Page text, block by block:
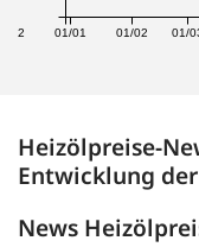
12 01/01 01/02 01/
Heizölpreise-
Entwicklung
News